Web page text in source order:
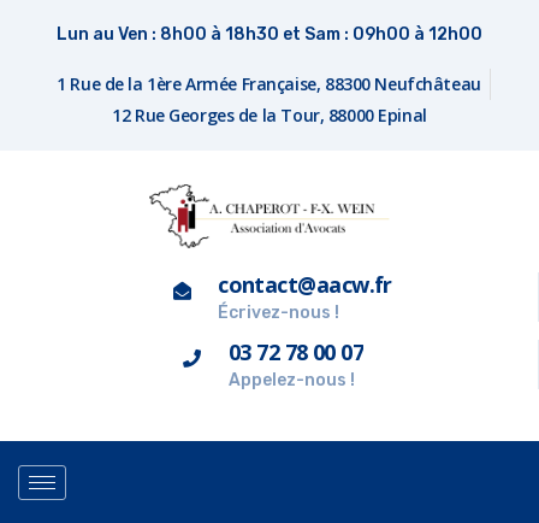
Lun au Ven : 8h00 à 18h30 et Sam : 09h00 à 12h00
1 Rue de la 1ère Armée Française, 88300 Neufchâteau
12 Rue Georges de la Tour, 88000 Epinal
contact@aacw.fr
Écrivez-nous !
03 72 78 00 07
Appelez-nous !